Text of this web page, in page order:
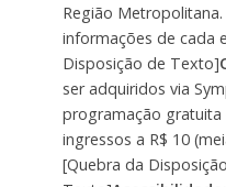
Região
informações de cada
Disposição de Texto]
ser adquiridos via
programação gratuita
ingressos a R$ 10
[Quebra da